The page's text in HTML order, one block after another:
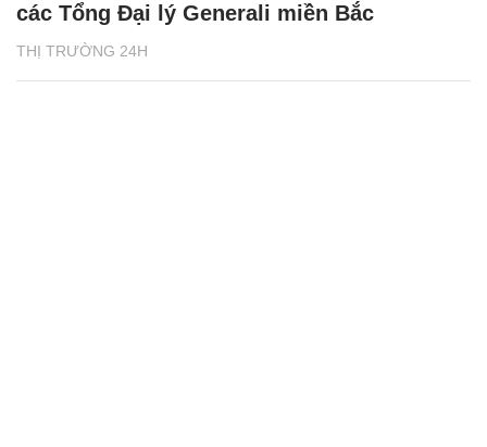
THỊ TRƯỜNG 24H
các Tổng Đại lý Generali miền Bắc